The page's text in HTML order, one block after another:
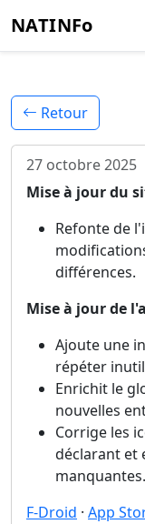
NATINFo
Retour
27 octobre 2025
Mise à jour du
Refonte de
différences.
Mise à jour de
Ajoute une
répéter
Enrichit le
nouvelles
Corrige les
déclarant et
manquantes.
F-Droid · App